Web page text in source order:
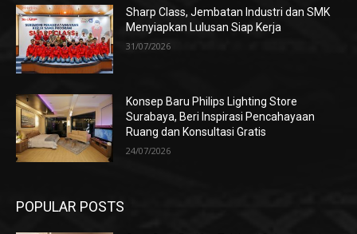
Sharp Class, Jembatan Industri dan SMK
Menyiapkan Lulusan Siap Kerja
31/07/2026
Konsep Baru Philips Lighting Store
Surabaya, Beri Inspirasi Pencahayaan
Ruang dan Konsultasi Gratis
24/07/2026
POPULAR POSTS